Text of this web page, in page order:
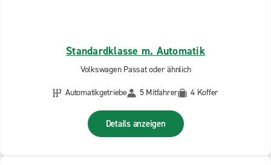
Standardklasse m. Automatik
Volkswagen Passat oder ähnlich
Automatikgetriebe
5 Mitfahrer 4 Koffer
Details anzeigen